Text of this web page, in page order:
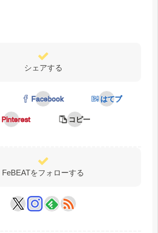
シェアする
Facebook はてブ
Pinterest コピー
FeBEATをフォローする